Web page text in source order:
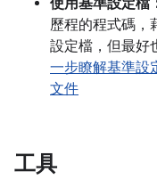
歷程的程式碼，
設定檔，但最好
一步瞭解基準設
文件
工具